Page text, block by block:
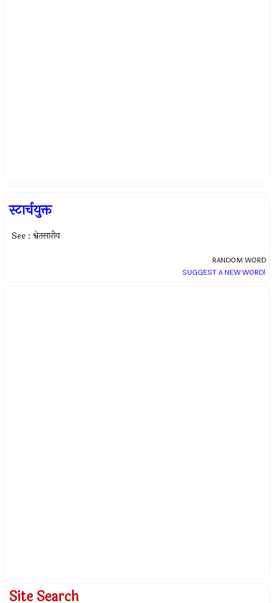
स्टार्चयुक्त
See : श्वेतसारीय
RANDOM WORD
SUGGEST A NEW WORD!
Site Search